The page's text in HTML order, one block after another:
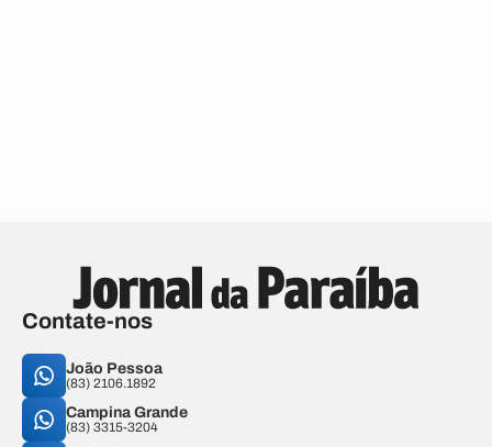
Contate-nos
João Pessoa
(83) 2106.1892
Campina Grande
(83) 3315-3204